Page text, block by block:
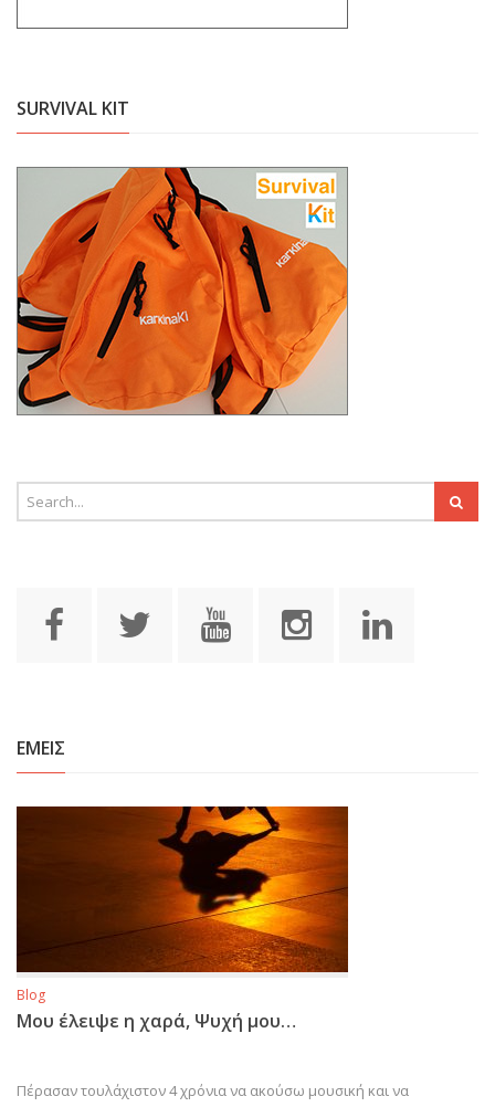
SURVIVAL KIT
ΕΜΕΙΣ
Blog
Μου έλειψε η χαρά, Ψυχή μου…
Πέρασαν τουλάχιστον 4 χρόνια να ακούσω μουσική και να